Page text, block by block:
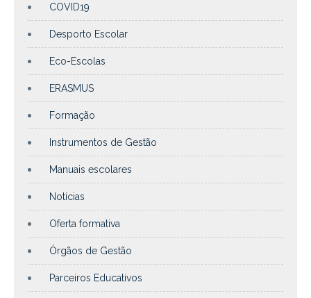
COVID19
Desporto Escolar
Eco-Escolas
ERASMUS
Formação
Instrumentos de Gestão
Manuais escolares
Notícias
Oferta formativa
Órgãos de Gestão
Parceiros Educativos